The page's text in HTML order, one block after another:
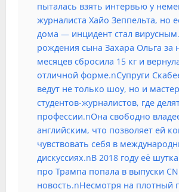
пыталась взять интервью у
журналиста Хайо Зеппельта, но
дома — инцидент стал
рождения сына Захара Ольга за
месяцев сбросила 15 кг и
отличной форме.nСупруги
ведут не только шоу, но и
студентов-журналистов, где
профессии.nОна свободно
английским, что позволяет ей
чувствовать себя в
дискуссиях.nВ 2018 году её
про Трампа попала в выпуски
новость.nНесмотря на плотный